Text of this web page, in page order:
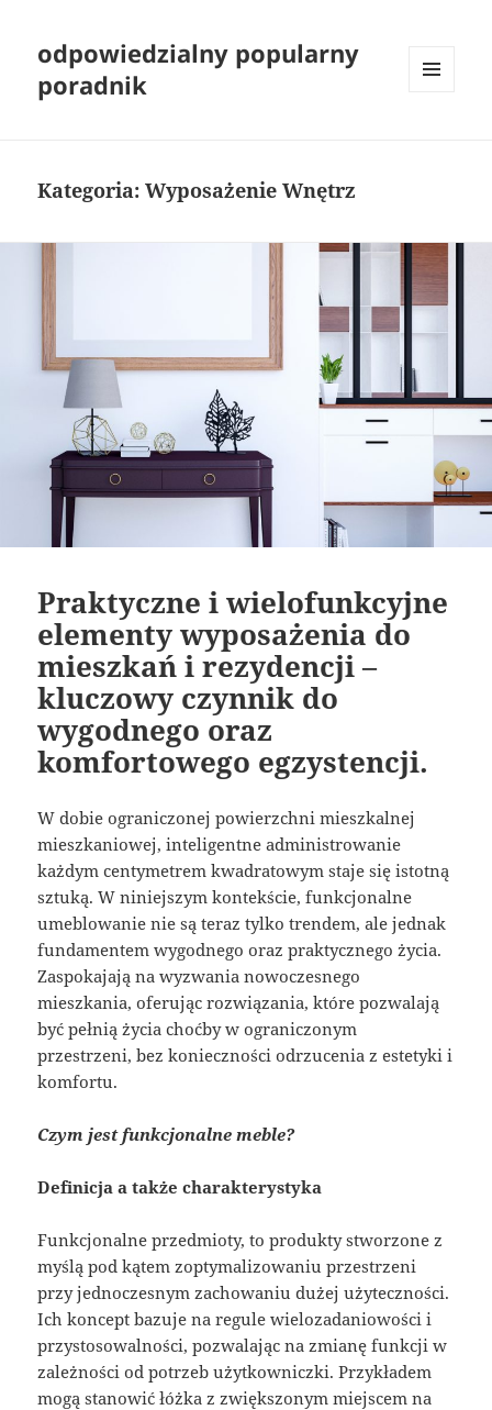
odpowiedzialny popularny
poradnik
Kategoria:Wyposażenie Wnętrz
Praktyczne i wielofunkcyjne
elementy wyposażenia do
mieszkań i rezydencji –
kluczowy czynnik do
wygodnego oraz
komfortowego egzystencji.
W dobie ograniczonej powierzchni mieszkalnej
mieszkaniowej, inteligentne administrowanie
każdym centymetrem kwadratowym staje się istotną
sztuką. W niniejszym kontekście, funkcjonalne
umeblowanie nie są teraz tylko trendem, ale jednak
fundamentem wygodnego oraz praktycznego życia.
Zaspokajają na wyzwania nowoczesnego
mieszkania, oferując rozwiązania, które pozwalają
być pełnią życia choćby w ograniczonym
przestrzeni, bez konieczności odrzucenia z estetyki i
komfortu.
Czym jest funkcjonalne meble?
Definicja a także charakterystyka
Funkcjonalne przedmioty, to produkty stworzone z
myślą pod kątem zoptymalizowaniu przestrzeni
przy jednoczesnym zachowaniu dużej użyteczności.
Ich koncept bazuje na regule wielozadaniowości i
przystosowalności, pozwalając na zmianę funkcji w
zależności od potrzeb użytkowniczki. Przykładem
mogą stanowić łóżka z zwiększonym miejscem na